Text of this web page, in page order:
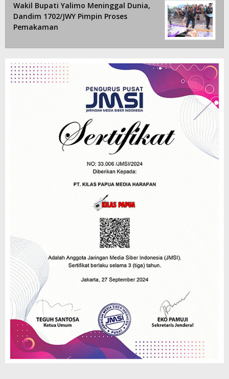
Wakil Bupati Yalimo Meninggal Dunia,
Dandim 1702/JWY Pimpin Proses
Pemakaman